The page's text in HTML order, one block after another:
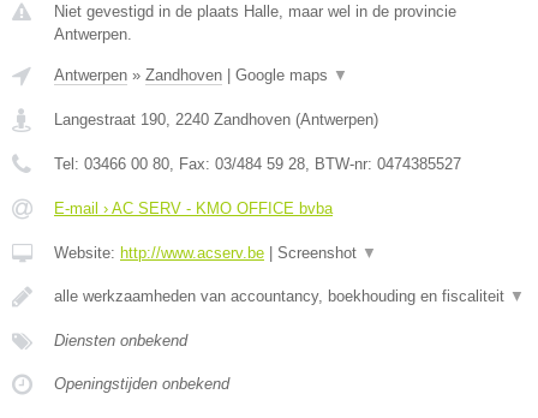
Niet gevestigd in de plaats Halle, maar wel in de provincie
Antwerpen.
Antwerpen » Zandhoven Google maps ▼
Langestraat 190, 2240 Zandhoven (Antwerpen)
Tel: 03466 00 80, Fax: 03/484 59 28, BTW-nr: 0474385527
E-mail › AC SERV - KMO OFFICE bvba
Website: http://www.acserv.be Screenshot ▼
alle werkzaamheden van accountancy, boekhouding en fiscaliteit ▼
Diensten onbekend
Openingstijden onbekend